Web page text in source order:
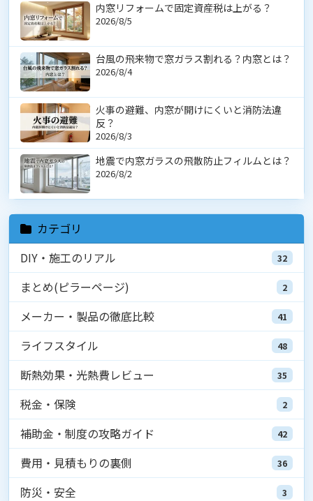
内窓リフォームで固定資産税は上がる？
2026/8/5
台風の飛来物で窓ガラス割れる？内窓とは？
2026/8/4
火事の避難、内窓が開けにくいと消防法違
反？
2026/8/3
地震で内窓ガラスの飛散防止フィルムとは？
2026/8/2
カテゴリ
DIY・施工のリアル
32
まとめ(ピラーページ) 2
メーカー・製品の徹底比較 41
ライフスタイル 48
断熱効果・光熱費レビュー 35
税金・保険 2
補助金・制度の攻略ガイド 42
費用・見積もりの裏側 36
防災・安全 3